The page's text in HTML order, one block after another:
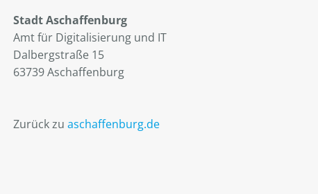
Stadt Aschaffenburg
Amt für Digitalisierung und IT
Dalbergstraße 15
63739 Aschaffenburg
Zurück zuaschaffenburg.de